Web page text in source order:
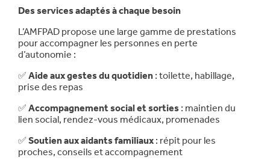
Des services adaptés à chaque besoin
L’AMFPAD propose une large gamme de prestations
pour accompagner les personnes en perte
d’autonomie :
✅Aide aux gestes du quotidien: toilette, habillage,
prise des repas
✅Accompagnement social et sorties: maintien du
lien social, rendez-vous médicaux, promenades
✅Soutien aux aidants familiaux: répit pour les
proches, conseils et accompagnement